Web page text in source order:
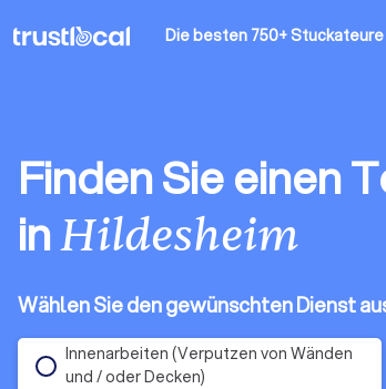
Die besten 750+ Stuckateure
Finden Sie einen
inHildesheim
Wählen Sie den gewünschten Dienst
Innenarbeiten (Verputzen von Wänden
und / oder Decken)